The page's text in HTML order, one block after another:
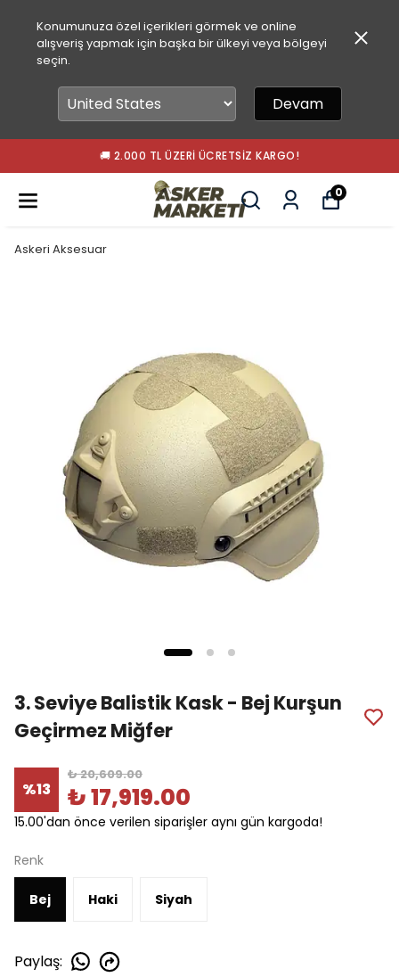
Konumunuza özel içerikleri görmek ve online
alışveriş yapmak için başka bir ülkeyi veya bölgeyi
seçin.
Devam
🚚 2.000 TL ÜZERI ÜCRETSIZ KARGO!
0
Askeri Aksesuar
3. Seviye Balistik Kask - Bej Kurşun
Geçirmez Miğfer
%13
₺ 20,609.00
₺ 17,919.00
15.00'dan önce verilen siparişler aynı gün kargoda!
Renk
Bej Haki Siyah
Paylaş: